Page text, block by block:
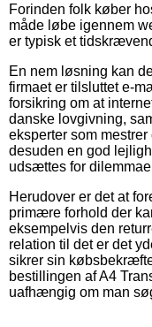
Forinden folk køber
måde løbe igennem
er typisk et
En nem løsning kan
firmaet er tilsluttet e-
forsikring om at
danske lovgivning,
eksperter som
desuden en god
udsættes for
Herudover er det at
primære forhold der
eksempelvis den
relation til det er det
sikrer sin
bestillingen af A4
uafhængig om man